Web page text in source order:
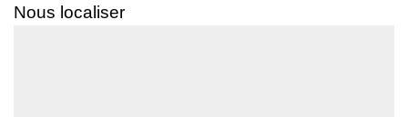
Nous localiser